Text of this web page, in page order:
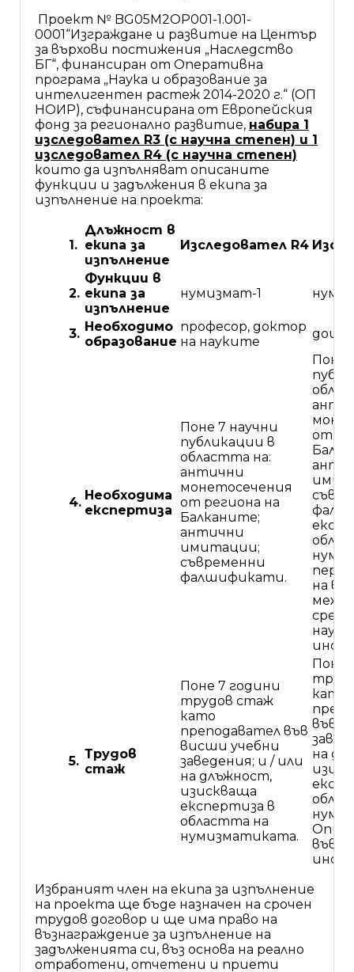
Проект № BG05M2OP001-1.001-
0001“Изграждане и развитие на Център
за върхови постижения „Наследство
БГ“, финансиран от Оперативна
програма „Наука и образование за
интелигентен растеж 2014-2020 г.“ (ОП
НОИР), съфинансирана от Европейския
фонд за регионално развитие, набира 1
изследовател R3 (с научна степен) и 1
изследовател R4 (с научна степен)
които да изпълняват описаните
функции и задължения в екипа за
изпълнение на проекта:
1.
Длъжност в
екипа за
изпълнение
Изследовател R4
2.
Функции в
екипа за
изпълнение
нумизмат-1
3. Необходимо
образование
професор, доктор
на науките
4. Необходима
експертиза
Поне 7 научни
публикации в
областта на:
антични
монетосечения
от региона на
Балканите;
антични
имитации;
съвременни
фалшификати.
Поне
от
на
5. Трудов
стаж
Поне 7 години
трудов стаж
като
преподавател във
висши учебни
заведения; и / или
на длъжност,
изискваща
експертиза в
областта на
нумизматиката.
Поне
като
във
на
Опит
във
Избраният член на екипа за изпълнение
на проекта ще бъде назначен на срочен
трудов договор и ще има право на
възнаграждение за изпълнение на
задълженията си, въз основа на реално
отработени, отчетени и приети